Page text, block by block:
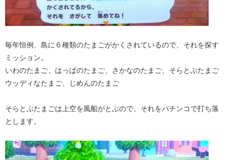
毎年恒例、島に６種類のたまごがかくされているので、それを探す
ミッション。
いわのたまご、はっぱのたまご、さかなのたまご、そらとぶたまご
ウッディなたまご、じめんのたまご
そらとぶたまごは上空を風船がとぶので、それをパチンコで打ち落
とします。